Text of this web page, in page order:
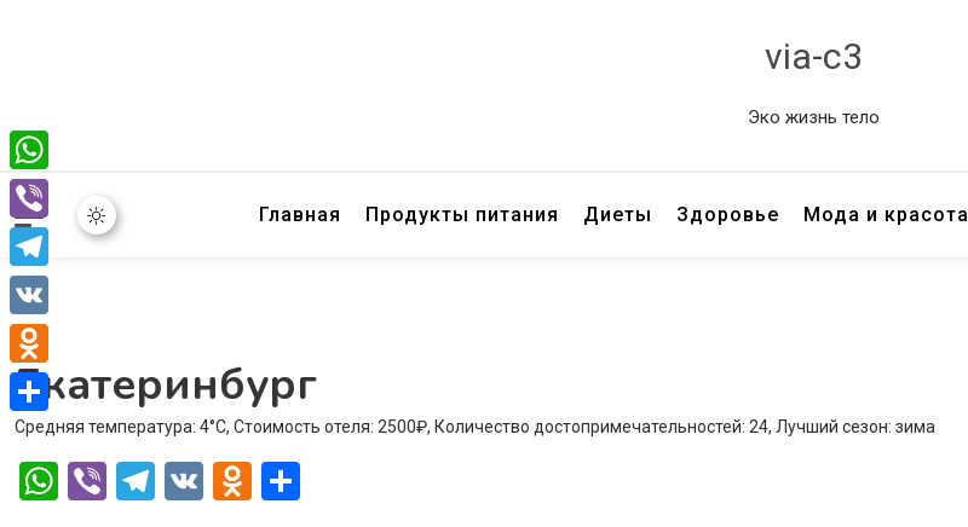
via-c3
Эко жизнь тело
Главная Продукты питания Диеты Здоровье Мода и красота
Екатеринбург
Средняя температура: 4°C, Стоимость отеля: 2500₽, Количество достопримечательностей: 24, Лучший сезон: зима
WhatsApp
ViberTelegram
VK Odnoklassniki
WhatsApp
Viber
Telegram
VK
Odnoklassniki
Отправить